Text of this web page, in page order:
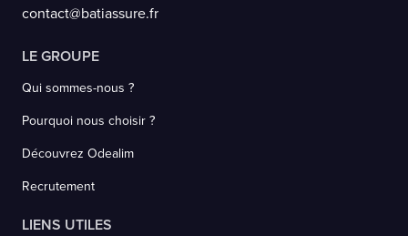
contact@batiassure.fr
LE GROUPE
Qui sommes-nous ?
Pourquoi nous choisir ?
Découvrez Odealim
Recrutement
LIENS UTILES